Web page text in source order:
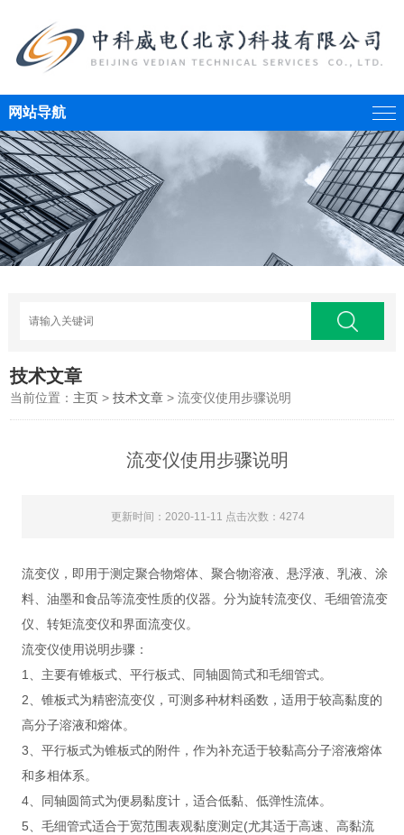
网站导航
技术文章
当前位置： 主页 >技术文章 > 流变仪使用步骤说明
流变仪使用步骤说明
更新时间：2020-11-11 点击次数：4274
流变仪，即用于测定聚合物熔体、聚合物溶液、悬浮液、乳液、涂
料、油墨和食品等流变性质的仪器。分为旋转流变仪、毛细管流变
仪、转矩流变仪和界面流变仪。
流变仪使用说明步骤：
1、主要有锥板式、平行板式、同轴圆筒式和毛细管式。
2、锥板式为精密流变仪，可测多种材料函数，适用于较高黏度的
高分子溶液和熔体。
3、平行板式为锥板式的附件，作为补充适于较黏高分子溶液熔体
和多相体系。
4、同轴圆筒式为便易黏度计，适合低黏、低弹性流体。
5、毛细管式适合于宽范围表观黏度测定(尤其适于高速、高黏流